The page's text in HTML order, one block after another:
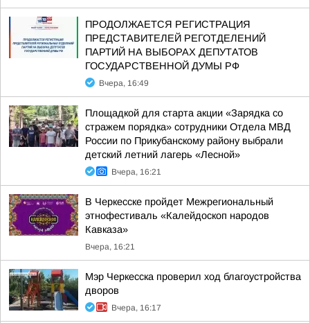
ПРОДОЛЖАЕТСЯ РЕГИСТРАЦИЯ
ПРЕДСТАВИТЕЛЕЙ РЕГОТДЕЛЕНИЙ
ПАРТИЙ НА ВЫБОРАХ ДЕПУТАТОВ
ГОСУДАРСТВЕННОЙ ДУМЫ РФ
Вчера, 16:49
Площадкой для старта акции «Зарядка со
стражем порядка» сотрудники Отдела МВД
России по Прикубанскому району выбрали
детский летний лагерь «Лесной»
Вчера, 16:21
В Черкесске пройдет Межрегиональный
этнофестиваль «Калейдоскоп народов
Кавказа»
Вчера, 16:21
Мэр Черкесска проверил ход благоустройства
дворов
Вчера, 16:17